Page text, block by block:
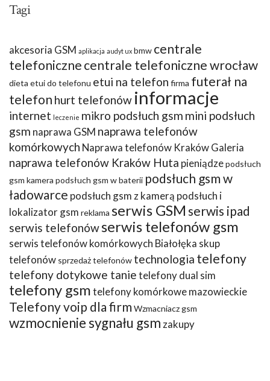
Tagi
akcesoria GSM aplikacja audyt ux bmw centrale
telefoniczne centrale telefoniczne wrocław
dieta etui do telefonu etui na telefon firma futerał na
telefon hurt telefonów informacje
internet leczenie mikro podsłuch gsm mini podsłuch
gsm naprawa GSM naprawa telefonów
komórkowych Naprawa telefonów Kraków Galeria
naprawa telefonów Kraków Huta pieniądzepodsłuch
gsm kamera podsłuch gsm w baterii podsłuch gsm w
ładowarce podsłuch gsm z kamerą podsłuch i
lokalizator gsm reklama serwis GSM serwis ipad
serwis telefonówserwis telefonów gsm
serwis telefonów komórkowych Białołęka skup
telefonów sprzedaż telefonów technologia telefony
telefony dotykowe tanietelefony dual sim
telefony gsmtelefony komórkowe mazowieckie
Telefony voip dla firm Wzmacniacz gsm
wzmocnienie sygnału gsm zakupy